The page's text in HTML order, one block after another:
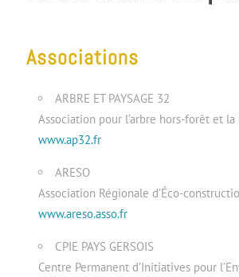
Associations
ARBRE ET PAYSAGE 32
Association pour l’arbre hors-forêt et
www.ap32.fr
ARESO
Association Régionale d’Éco-
www.areso.asso.fr
CPIE PAYS GERSOIS
Centre Permanent d’Initiatives pour